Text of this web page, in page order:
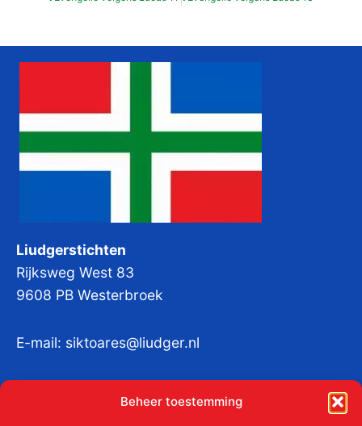
Beheer toestemming
Liudgerstichten
Rijksweg West 83
9608 PB Westerbroek
E-mail: siktoares@liudger.nl